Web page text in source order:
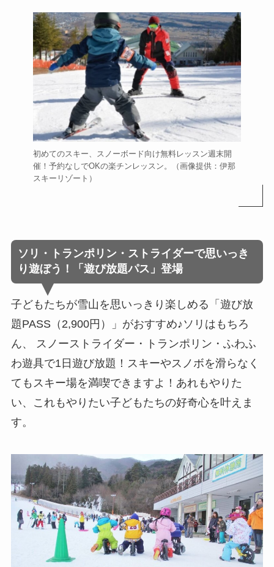
初めてのスキー、スノーボード向け無料レッスン週末開
催！予約なしでOKの楽チンレッスン。（画像提供：伊那
スキーリゾート）
ソリ・トランポリン・ストライダーで思いっき
り遊ぼう！「遊び放題パス」登場
子どもたちが雪山を思いっきり楽しめる「遊び放
題PASS（2,900円）」がおすすめ♪ソリはもちろ
ん、 スノーストライダー・トランポリン・ふわふ
わ遊具で1日遊び放題！スキーやスノボを滑らなく
てもスキー場を満喫できますよ！あれもやりた
い、これもやりたい子どもたちの好奇心を叶えま
す。